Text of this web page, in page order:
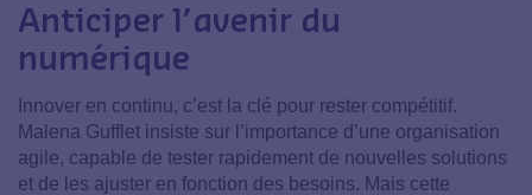
Anticiper l’avenir du
numérique
Innover en continu, c’est la clé pour rester compétitif.
Malena Gufflet insiste sur l’importance d’une organisation
agile, capable de tester rapidement de nouvelles solutions
et de les ajuster en fonction des besoins. Mais cette